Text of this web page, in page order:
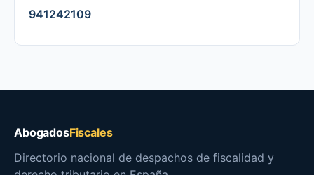
941242109
AbogadosFiscales
Directorio nacional de despachos de fiscalidad y